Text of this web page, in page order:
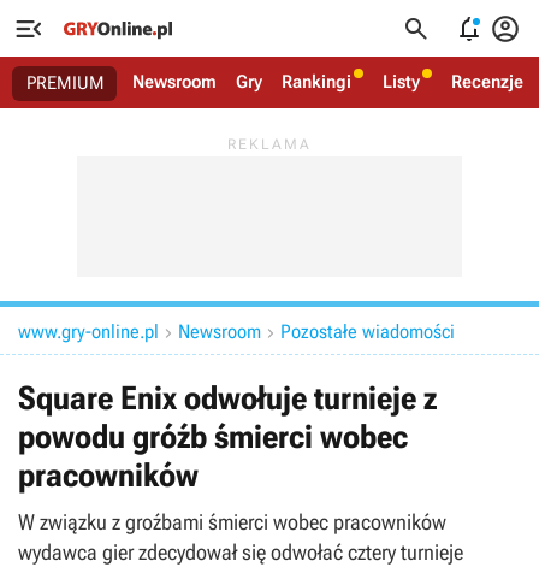
   
PREMIUM Newsroom Gry Rankingi Listy Recenzje
www.gry-online.pl  Newsroom  Pozostałe wiadomości
Square Enix odwołuje turnieje z
powodu gróźb śmierci wobec
pracowników
W związku z groźbami śmierci wobec pracowników
wydawca gier zdecydował się odwołać cztery turnieje